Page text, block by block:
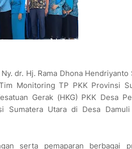
dr. Hj. Rama Dhona Hendriyanto
Monitoring TP PKK Provinsi
Gerak (HKG) PKK Desa
Sumatera Utara di Desa Damuli
serta pemaparan berbagai